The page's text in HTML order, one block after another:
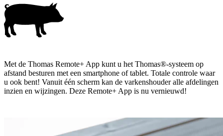
Met de Thomas Remote+ App kunt u het Thomas®-systeem op
afstand besturen met een smartphone of tablet. Totale controle waar
u ook bent! Vanuit één scherm kan de varkenshouder alle afdelingen
inzien en wijzingen. Deze Remote+ App is nu vernieuwd!